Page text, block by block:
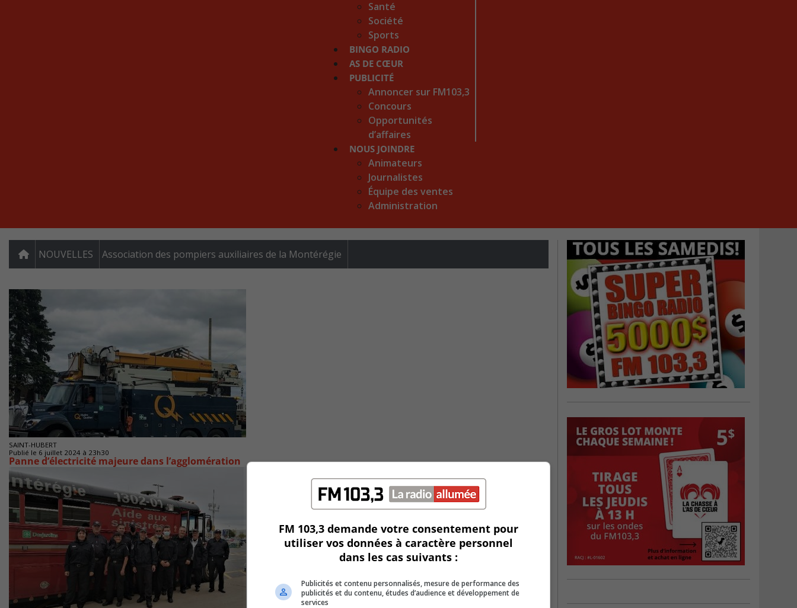
Santé
Société
Sports
BINGO RADIO
AS DE CŒUR
PUBLICITÉ
Annoncer sur FM103,3
Concours
Opportunités
d’affaires
NOUS JOINDRE
Animateurs
Journalistes
Équipe des ventes
Administration
NOUVELLES Association des pompiers auxiliaires de la Montérégie
SAINT-HUBERT
Publié le 6 juillet 2024 à 23h30
Panne d’électricité majeure dans l’agglomération
FM 103,3 demande votre consentement pour
utiliser vos données à caractère personnel
dans les cas suivants :
Publicités et contenu personnalisés, mesure de performance des
publicités et du contenu, études d’audience et développement de
services